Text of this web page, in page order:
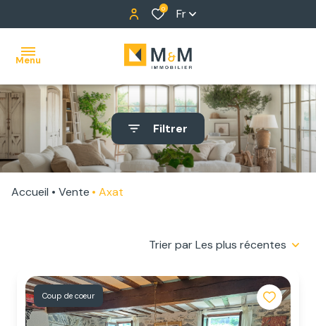
0 Fr
Menu
ACCUEIL
NOS
BIENS
ÉQUIPE
NOS
Filtrer
Accueil Vente Axat
Trier par Les plus récentes
Coup de coeur